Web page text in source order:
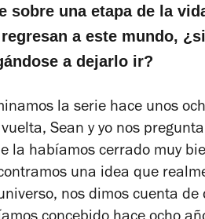
sobre una etapa de la
a este mundo,
a dejarlo ir?
la serie hace unos
Sean y yo nos
la habíamos cerrado muy
una idea que
nos dimos cuenta